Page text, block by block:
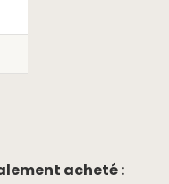
acheté :